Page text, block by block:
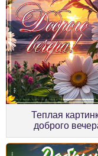
Теплая
доброго